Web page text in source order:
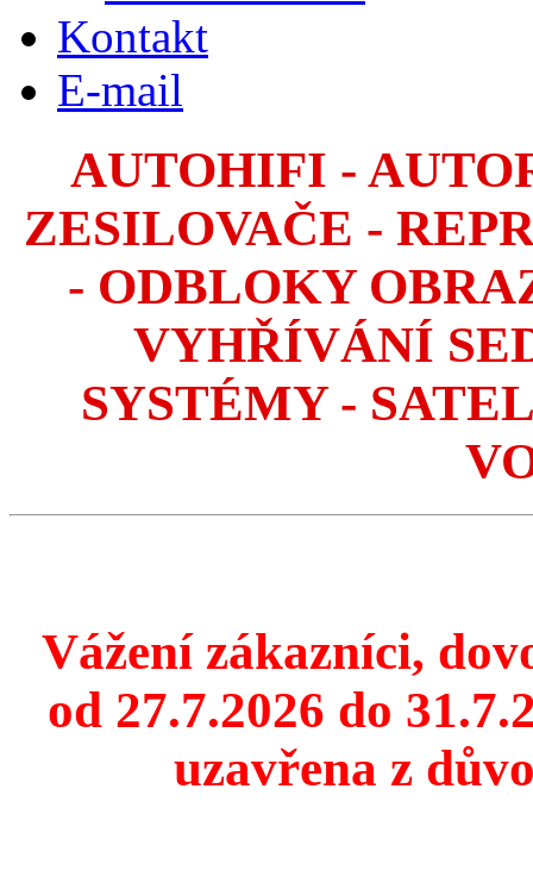
Kontakt
E-mail
AUTOHIFI -
ZESILOVAČE -
- ODBLOKY
VYHŘÍVÁNÍ
SYSTÉMY -
Vážení zákazníci,
od 27.7.2026 do
uzavřena z